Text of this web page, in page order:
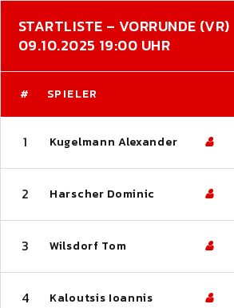
STARTLISTE – VORRUNDE (VR)
09.10.2025 19:00 UHR
# SPIELER
1 Kugelmann Alexander
2 Harscher Dominic
3 Wilsdorf Tom
4 Kaloutsis Ioannis